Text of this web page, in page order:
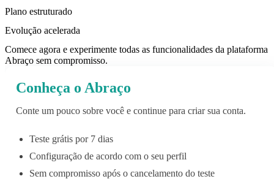
Plano estruturado
Evolução acelerada
Comece agora e experimente todas as funcionalidades da plataforma
Abraço sem compromisso.
Conheça o Abraço
Conte um pouco sobre você e continue para criar sua conta.
Teste grátis por 7 dias
Configuração de acordo com o seu perfil
Sem compromisso após o cancelamento do teste